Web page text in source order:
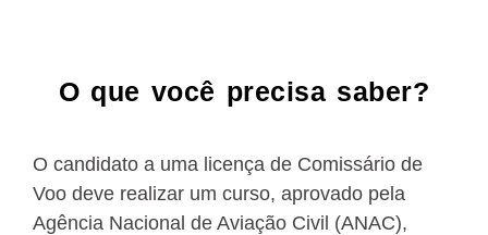
O que você precisa saber?
O candidato a uma licença de Comissário de
Voo deve realizar um curso, aprovado pela
Agência Nacional de Aviação Civil (ANAC),